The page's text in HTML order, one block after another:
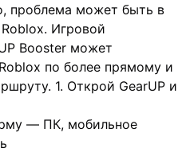
проблема может быть в
Игровой
Booster может
по более прямому и
1. Открой GearUP и
— ПК, мобильное